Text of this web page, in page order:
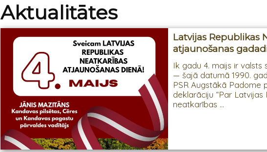
Aktualitātes
Latvijas Republikas
atjaunošanas
Ik gadu 4. maijs ir valsts
— šajā datumā 1990.
PSR Augstākā Padome
deklarāciju “Par Latvijas
neatkarības ...